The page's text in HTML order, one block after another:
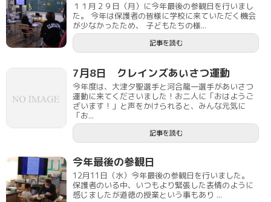
１１月２９日（月）に今年最後の参観日を行いまし
た。 今年は保護者の皆様に学校に来ていただく機会
が少なかったため、 子どもたちの様...
記事を読む
7月8日 クレインズあいさつ運動
今年度は、大津夕聖選手と河合龍一選手があいさつ
運動に来てくださいました！お二人に「おはようご
ざいます！」と声をかけられると、みんな元気に
「お...
記事を読む
今年最後の参観日
12月11日（水）今年最後の参観日を行いました。
保護者のいる中、いつもより緊張した表情のように
感じましたが道徳の授業という事もあり ...